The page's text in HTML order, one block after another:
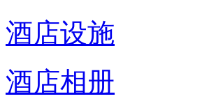
酒店设施
酒店相册